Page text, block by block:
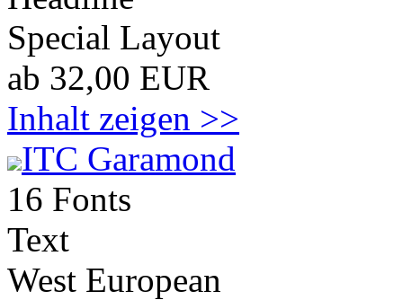
Special Layout
ab 32,00 EUR
Inhalt zeigen >>
ITC Garamond
16 Fonts
Text
West European